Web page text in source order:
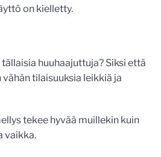
on kielletty.
huuhaajuttuja? Siksi että
tilaisuuksia leikkiä ja
tekee hyvää muillekin kuin
vaikka.